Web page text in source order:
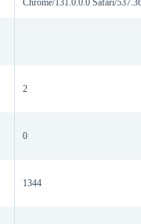
Chrome/131.0.0.0 Safari/
2
0
1344